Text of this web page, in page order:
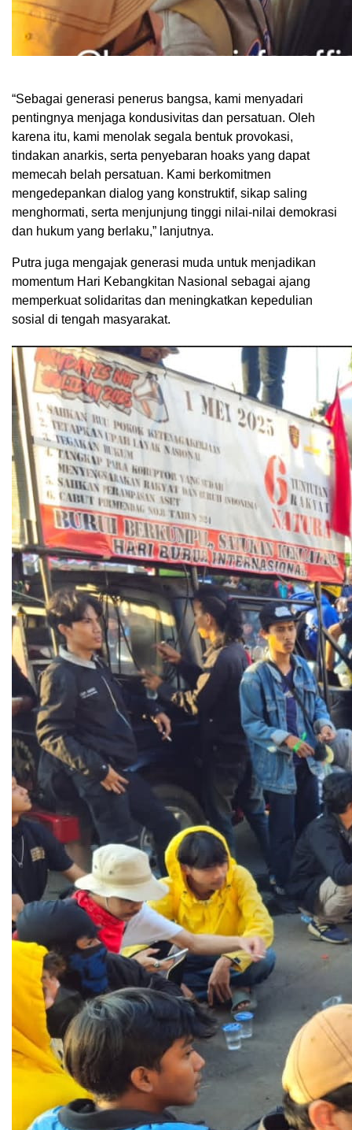
“Sebagai generasi penerus bangsa, kami menyadari
pentingnya menjaga kondusivitas dan persatuan. Oleh
karena itu, kami menolak segala bentuk provokasi,
tindakan anarkis, serta penyebaran hoaks yang dapat
memecah belah persatuan. Kami berkomitmen
mengedepankan dialog yang konstruktif, sikap saling
menghormati, serta menjunjung tinggi nilai-nilai demokrasi
dan hukum yang berlaku,” lanjutnya.
Putra juga mengajak generasi muda untuk menjadikan
momentum Hari Kebangkitan Nasional sebagai ajang
memperkuat solidaritas dan meningkatkan kepedulian
sosial di tengah masyarakat.